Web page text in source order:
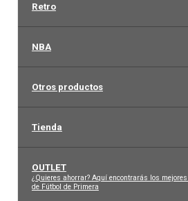
Retro
NBA
Otros productos
Tienda
OUTLET
–
¿Quieres ahorrar? Aquí encontrarás los
de Fútbol de Primera